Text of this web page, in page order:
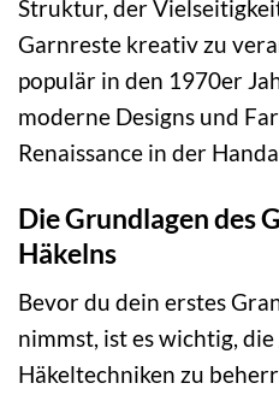
Struktur, der
Garnreste kreativ zu
populär in den 1970er
moderne Designs und
Renaissance in der
Die Grundlagen des
Häkelns
Bevor du dein erstes
nimmst, ist es wichtig,
Häkeltechniken zu